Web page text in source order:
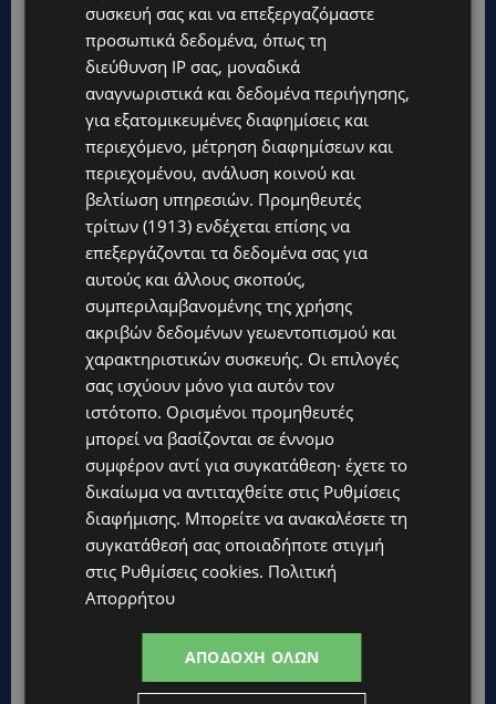
«Αύριο θα παρουσιαστούμε με τον κύριο Λιγνάδη στις
12 το μεσημέρι ενώπιον της κυρίας Ανακριτού και θα
ζητήσω αναβολή της απολογίας του για την Πέμπτη
25.2.2021, ώστε να μου δοθεί ο χρόνος μαζί με τους
συνεργάτες μου να προετοιμάσουμε ένα επαρκές
απολογητικό υπόμνημα».
συσκευή σας και να επεξεργαζόμαστε
προσωπικά δεδομένα, όπως τη
διεύθυνση IP σας, μοναδικά
αναγνωριστικά και δεδομένα περιήγησης,
για εξατομικευμένες διαφημίσεις και
περιεχόμενο, μέτρηση διαφημίσεων και
περιεχομένου, ανάλυση κοινού και
βελτίωση υπηρεσιών. Προμηθευτές
τρίτων (1913) ενδέχεται επίσης να
επεξεργάζονται τα δεδομένα σας για
αυτούς και άλλους σκοπούς,
συμπεριλαμβανομένης της χρήσης
ακριβών δεδομένων γεωεντοπισμού και
χαρακτηριστικών συσκευής. Οι επιλογές
σας ισχύουν μόνο για αυτόν τον
ιστότοπο. Ορισμένοι προμηθευτές
μπορεί να βασίζονται σε έννομο
συμφέρον αντί για συγκατάθεση· έχετε το
δικαίωμα να αντιταχθείτε στις Ρυθμίσεις
διαφήμισης. Μπορείτε να ανακαλέσετε τη
συγκατάθεσή σας οποιαδήποτε στιγμή
στις Ρυθμίσεις cookies. Πολιτική
Απορρήτου
ΑΠΟΔΟΧΉ ΌΛΩΝ